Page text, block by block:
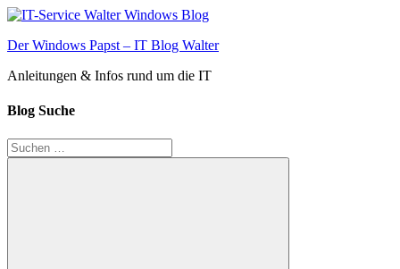
Zum
springen
Der Windows Papst – IT Blog Walter
Anleitungen & Infos rund um die IT
Blog Suche
Suchen
nach: